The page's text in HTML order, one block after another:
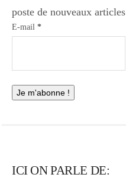
poste de nouveaux articles
E-mail *
ICI ON PARLE DE: